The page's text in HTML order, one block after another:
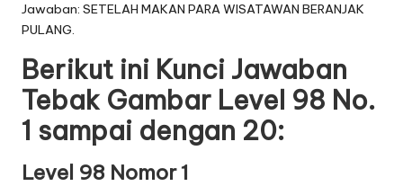
Jawaban: SETELAH MAKAN PARA WISATAWAN BERANJAK
PULANG.
Berikut ini Kunci Jawaban
Tebak Gambar Level 98 No.
1 sampai dengan 20:
Level 98 Nomor 1